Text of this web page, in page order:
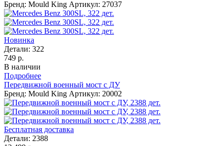
Бренд: Mould King Артикул: 27037
Новинка
Детали: 322
749 р.
В наличии
Подробнее
Передвижной военный мост с ДУ
Бренд: Mould King Артикул: 20002
Бесплатная доставка
Детали: 2388